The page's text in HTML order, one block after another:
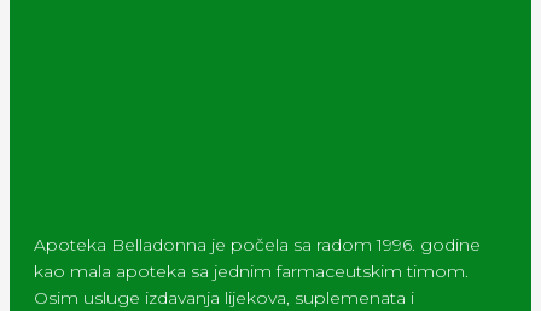
Apoteka Belladonna je počela sa radom 1996. godine
kao mala apoteka sa jednim farmaceutskim timom.
Osim usluge izdavanja lijekova, suplemenata i